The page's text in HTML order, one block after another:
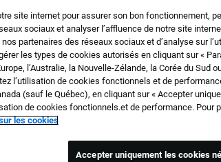
site internet pour assurer son bon fonctionnement,
sociaux et analyser l’affluence de notre site
partenaires des réseaux sociaux et d’analyse sur
les types de cookies autorisés en cliquant sur «
l’Australie, la Nouvelle-Zélande, la Corée du Sud
l’utilisation de cookies fonctionnels et de
(sauf le Québec), en cliquant sur « Accepter
de cookies fonctionnels.et de performance. Pour
les cookies
Accepter uniquement les cookies